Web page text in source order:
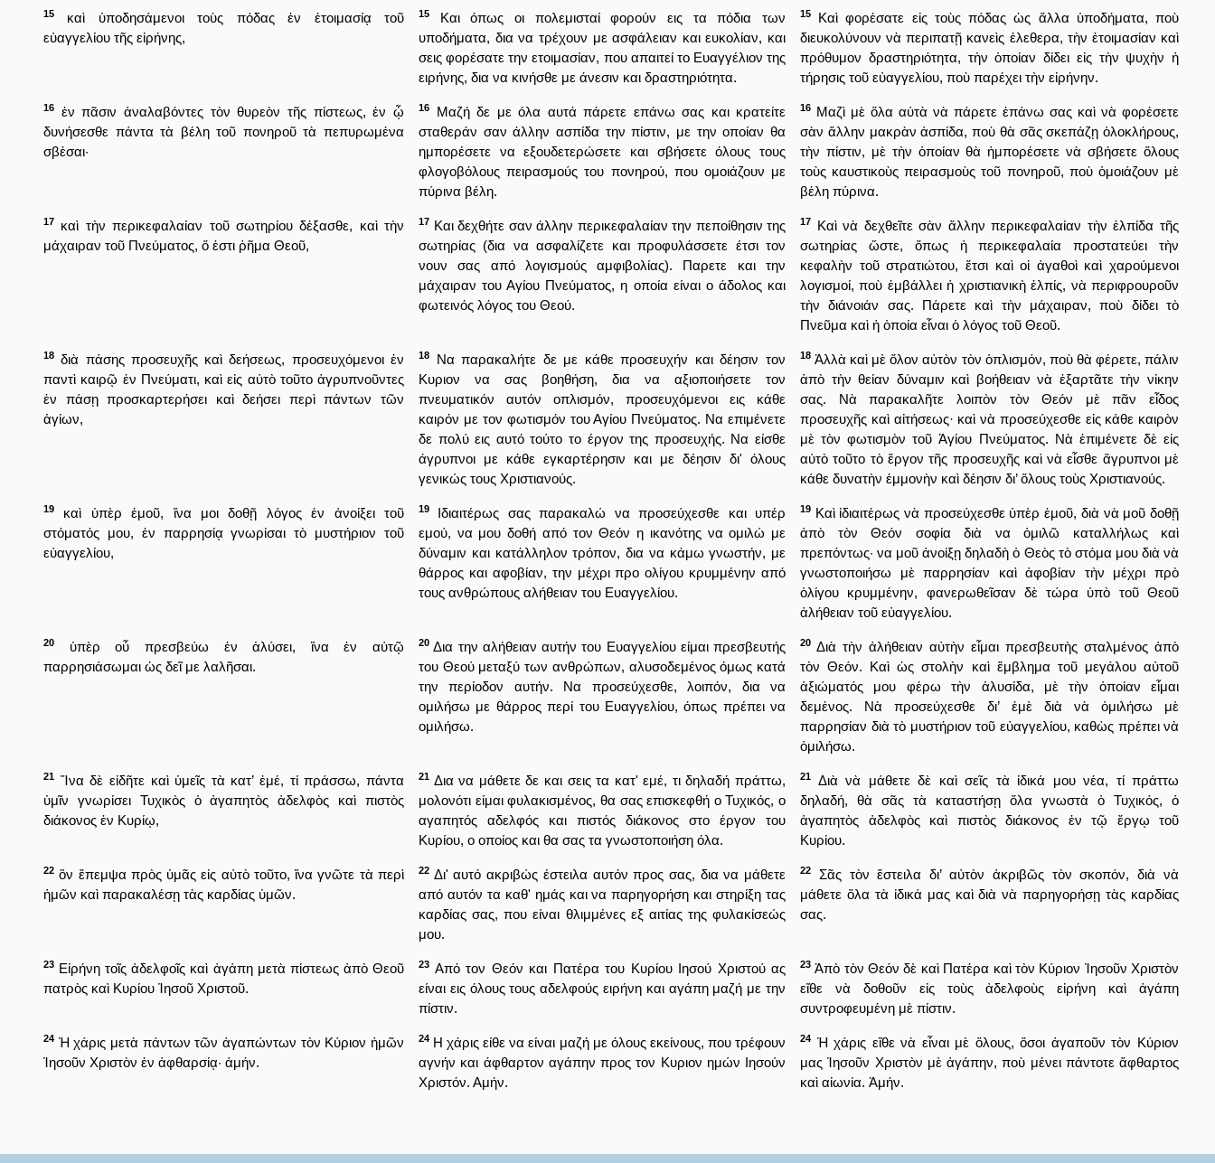
15
καὶ ὑποδησάμενοι τοὺς πόδας ἐν ἑτοιμασίᾳ τοῦ
εὐαγγελίου τῆς εἰρήνης,
15
Και όπως οι πολεμισταί φορούν εις τα πόδια των
υποδήματα, δια να τρέχουν με ασφάλειαν και ευκολίαν, και
σεις φορέσατε την ετοιμασίαν, που απαιτεί το Ευαγγέλιον της
ειρήνης, δια να κινήσθε με άνεσιν και δραστηριότητα.
15
Καὶ φορέσατε εἰς τοὺς πόδας ὡς ἄλλα ὑποδήματα, ποὺ
διευκολύνουν νὰ περιπατῇ κανεὶς ἐλεθερα, τὴν ἑτοιμασίαν καὶ
πρόθυμον δραστηριότητα, τὴν ὁποίαν δίδει εἰς τὴν ψυχὴν ἡ
τήρησις τοῦ εὐαγγελίου, ποὺ παρέχει τὴν εἰρήνην.
16
ἐν πᾶσιν ἀναλαβόντες τὸν θυρεὸν τῆς πίστεως, ἐν ᾧ
δυνήσεσθε πάντα τὰ βέλη τοῦ πονηροῦ τὰ πεπυρωμένα
σβέσαι·
16
Μαζή δε με όλα αυτά πάρετε επάνω σας και κρατείτε
σταθεράν σαν άλλην ασπίδα την πίστιν, με την οποίαν θα
ημπορέσετε να εξουδετερώσετε και σβήσετε όλους τους
φλογοβόλους πειρασμούς του πονηρού, που ομοιάζουν με
πύρινα βέλη.
16 Μαζὶ μὲ ὅλα αὐτὰ νὰ πάρετε ἐπάνω σας καὶ νὰ φορέσετε
σὰν ἄλλην μακρὰν ἀσπίδα, ποὺ θὰ σᾶς σκεπάζῃ ὁλοκλήρους,
τὴν πίστιν, μὲ τὴν ὁποίαν θὰ ἠμπορέσετε νὰ σβήσετε ὅλους
τοὺς καυστικοὺς πειρασμοὺς τοῦ πονηροῦ, ποὺ ὁμοιάζουν μὲ
βέλη πύρινα.
17
καὶ τὴν περικεφαλαίαν τοῦ σωτηρίου δέξασθε, καὶ τὴν
μάχαιραν τοῦ Πνεύματος, ὅ ἐστι ῥῆμα Θεοῦ,
17 Και δεχθήτε σαν άλλην περικεφαλαίαν την πεποίθησιν της
σωτηρίας (δια να ασφαλίζετε και προφυλάσσετε έτσι τον
νουν σας από λογισμούς αμφιβολίας). Παρετε και την
μάχαιραν του Αγίου Πνεύματος, η οποία είναι ο άδολος και
φωτεινός λόγος του Θεού.
17
Καὶ νὰ δεχθεῖτε σὰν ἄλλην περικεφαλαίαν τὴν ἐλπίδα τῆς
σωτηρίας ὥστε, ὅπως ἡ περικεφαλαία προστατεύει τὴν
κεφαλὴν τοῦ στρατιώτου, ἔτσι καὶ οἱ ἀγαθοὶ καὶ χαρούμενοι
λογισμοί, ποὺ ἐμβάλλει ἡ χριστιανικὴ ἐλπίς, νὰ περιφρουροῦν
τὴν διάνοιάν σας. Πάρετε καὶ τὴν μάχαιραν, ποὺ δίδει τὸ
Πνεῦμα καὶ ἡ ὁποία εἶναι ὁ λόγος τοῦ Θεοῦ.
18 διὰ πάσης προσευχῆς καὶ δεήσεως, προσευχόμενοι ἐν
παντὶ καιρῷ ἐν Πνεύματι, καὶ εἰς αὐτὸ τοῦτο ἀγρυπνοῦντες
ἐν πάσῃ προσκαρτερήσει καὶ δεήσει περὶ πάντων τῶν
ἁγίων,
18
Να παρακαλήτε δε με κάθε προσευχήν και δέησιν τον
Κυριον να σας βοηθήση, δια να αξιοποιήσετε τον
πνευματικόν αυτόν οπλισμόν, προσευχόμενοι εις κάθε
καιρόν με τον φωτισμόν του Αγίου Πνεύματος. Να επιμένετε
δε πολύ εις αυτό τούτο το έργον της προσευχής. Να είσθε
άγρυπνοι με κάθε εγκαρτέρησιν και με δέησιν δι' όλους
γενικώς τους Χριστιανούς.
18 Ἀλλὰ καὶ μὲ ὅλον αὐτὸν τὸν ὁπλισμόν, ποὺ θὰ φέρετε, πάλιν
ἀπὸ τὴν θείαν δύναμιν καὶ βοήθειαν νὰ ἐξαρτᾶτε τὴν νίκην
σας. Νὰ παρακαλῆτε λοιπὸν τὸν Θεόν μὲ πᾶν εἶδος
προσευχῆς καὶ αἰτήσεως· καὶ νὰ προσεύχεσθε εἰς κάθε καιρὸν
μὲ τὸν φωτισμὸν τοῦ Ἁγίου Πνεύματος. Νὰ ἐπιμένετε δὲ εἰς
αὐτὸ τοῦτο τὸ ἔργον τῆς προσευχῆς καὶ νὰ εἶσθε ἄγρυπνοι μὲ
κάθε δυνατὴν ἐμμονὴν καὶ δέησιν δι’ ὅλους τοὺς Χριστιανούς.
19
καὶ ὑπὲρ ἐμοῦ, ἵνα μοι δοθῇ λόγος ἐν ἀνοίξει τοῦ
στόματός μου, ἐν παρρησίᾳ γνωρίσαι τὸ μυστήριον τοῦ
εὐαγγελίου,
19
Ιδιαιτέρως σας παρακαλώ να προσεύχεσθε και υπέρ
εμού, να μου δοθή από τον Θεόν η ικανότης να ομιλώ με
δύναμιν και κατάλληλον τρόπον, δια να κάμω γνωστήν, με
θάρρος και αφοβίαν, την μέχρι προ ολίγου κρυμμένην από
τους ανθρώπους αλήθειαν του Ευαγγελίου.
19 Καὶ ἰδιαιτέρως νὰ προσεύχεσθε ὑπὲρ ἑμοῦ, διὰ νὰ μοῦ δοθῇ
ἀπὸ τὸν Θεόν σοφία διὰ να ὁμιλῶ καταλλήλως καὶ
πρεπόντως· να μοῦ ἀνοίξῃ δηλαδὴ ὁ Θεὸς τὸ στόμα μου διὰ νὰ
γνωστοποιήσω μὲ παρρησίαν καὶ ἀφοβίαν τὴν μέχρι πρὸ
ὀλίγου κρυμμένην, φανερωθεῖσαν δὲ τώρα ὑπὸ τοῦ Θεοῦ
ἀλήθειαν τοῦ εὐαγγελίου.
20
ὑπὲρ οὗ πρεσβεύω ἐν ἁλύσει, ἵνα ἐν αὐτῷ
παρρησιάσωμαι ὡς δεῖ με λαλῆσαι.
20 Δια την αλήθειαν αυτήν του Ευαγγελίου είμαι πρεσβευτής
του Θεού μεταξύ των ανθρώπων, αλυσοδεμένος όμως κατά
την περίοδον αυτήν. Να προσεύχεσθε, λοιπόν, δια να
ομιλήσω με θάρρος περί του Ευαγγελίου, όπως πρέπει να
ομιλήσω.
20 Διὰ τὴν ἀλήθειαν αὐτὴν εἶμαι πρεσβευτὴς σταλμένος ἀπὸ
τὸν Θεόν. Καὶ ὡς στολὴν καὶ ἔμβλημα τοῦ μεγάλου αὐτοῦ
ἀξιώματός μου φέρω τὴν ἁλυσίδα, μὲ τὴν ὁποίαν εἶμαι
δεμένος. Νὰ προσεύχεσθε δι’ ἐμὲ διὰ νὰ ὁμιλήσω μὲ
παρρησίαν διὰ τὸ μυστήριον τοῦ εὐαγγελίου, καθὼς πρέπει νὰ
ὁμιλήσω.
21 Ἵνα δὲ εἰδῆτε καὶ ὑμεῖς τὰ κατ’ ἐμέ, τί πράσσω, πάντα
ὑμῖν γνωρίσει Τυχικὸς ὁ ἀγαπητὸς ἀδελφὸς καὶ πιστὸς
διάκονος ἐν Κυρίῳ,
21 Δια να μάθετε δε και σεις τα κατ' εμέ, τι δηλαδή πράττω,
μολονότι είμαι φυλακισμένος, θα σας επισκεφθή ο Τυχικός, ο
αγαπητός αδελφός και πιστός διάκονος στο έργον του
Κυρίου, ο οποίος και θα σας τα γνωστοποιήση όλα.
21
Διὰ νὰ μάθετε δὲ καὶ σεῖς τὰ ἰδικά μου νέα, τί πράττω
δηλαδή, θὰ σᾶς τὰ καταστήσῃ ὅλα γνωστὰ ὁ Τυχικός, ὁ
ἀγαπητὸς ἀδελφὸς καὶ πιστὸς διάκονος ἐν τῷ ἔργῳ τοῦ
Κυρίου.
22 ὃν ἔπεμψα πρὸς ὑμᾶς εἰς αὐτὸ τοῦτο, ἵνα γνῶτε τὰ περὶ
ἡμῶν καὶ παρακαλέσῃ τὰς καρδίας ὑμῶν.
22 Δι' αυτό ακριβώς έστειλα αυτόν προς σας, δια να μάθετε
από αυτόν τα καθ' ημάς και να παρηγορήση και στηρίξη τας
καρδίας σας, που είναι θλιμμένες εξ αιτίας της φυλακίσεώς
μου.
22
Σᾶς τὸν ἔστειλα δι’ αὐτὸν ἀκριβῶς τὸν σκοπόν, διὰ νὰ
μάθετε ὅλα τὰ ἰδικά μας καὶ διὰ νὰ παρηγορήσῃ τὰς καρδίας
σας.
23 Εἰρήνη τοῖς ἀδελφοῖς καὶ ἀγάπη μετὰ πίστεως ἀπὸ Θεοῦ
πατρὸς καὶ Κυρίου Ἰησοῦ Χριστοῦ.
23 Από τον Θεόν και Πατέρα του Κυρίου Ιησού Χριστού ας
είναι εις όλους τους αδελφούς ειρήνη και αγάπη μαζή με την
πίστιν.
23 Ἀπὸ τὸν Θεόν δὲ καὶ Πατέρα καὶ τὸν Κύριον Ἰησοῦν Χριστὸν
εἴθε νὰ δοθοῦν εἰς τοὺς ἀδελφοὺς εἰρήνη καὶ ἀγάπη
συντροφευμένη μὲ πίστιν.
24 Ἡ χάρις μετὰ πάντων τῶν ἀγαπώντων τὸν Κύριον ἡμῶν
Ἰησοῦν Χριστὸν ἐν ἀφθαρσίᾳ· ἀμήν.
24 Η χάρις είθε να είναι μαζή με όλους εκείνους, που τρέφουν
αγνήν και άφθαρτον αγάπην προς τον Κυριον ημών Ιησούν
Χριστόν. Αμήν.
24 Ἡ χάρις εἴθε νὰ εἶναι μὲ ὅλους, ὅσοι ἀγαποῦν τὸν Κύριον
μας Ἰησοῦν Χριστὸν μὲ ἀγάπην, ποὺ μένει πάντοτε ἄφθαρτος
καὶ αἰωνία. Ἀμήν.